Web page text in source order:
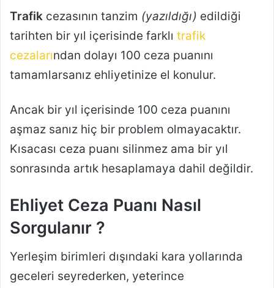
Trafik cezasının tanzim (yazıldığı) edildiği
tarihten bir yıl içerisinde farklı trafik
cezalarından dolayı 100 ceza puanını
tamamlarsanız ehliyetinize el konulur.
Ancak bir yıl içerisinde 100 ceza puanını
aşmaz sanız hiç bir problem olmayacaktır.
Kısacası ceza puanı silinmez ama bir yıl
sonrasında artık hesaplamaya dahil değildir.
Ehliyet Ceza Puanı Nasıl
Sorgulanır ?
Yerleşim birimleri dışındaki kara yollarında
geceleri seyrederken, yeterince